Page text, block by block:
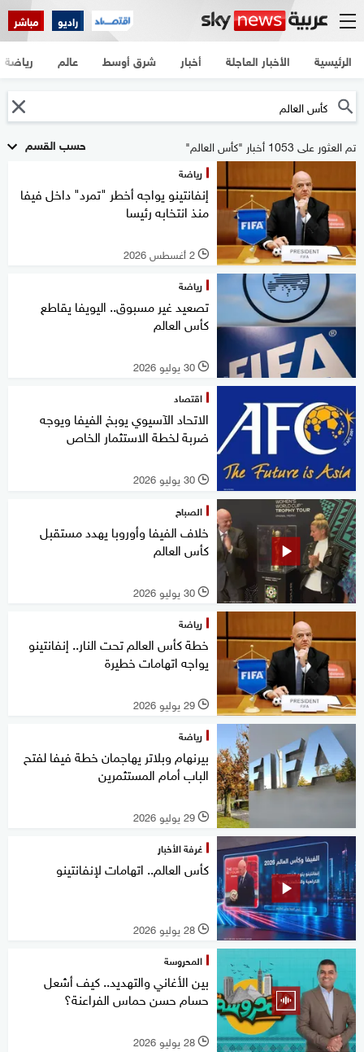
راديو مباشر
الرئيسية الأخبار العاجلة أخبار شرق أوسط عالم رياضة
حسب القسم تم العثور على 1053 أخبار "كأس العالم"
رياضة
إنفانتينو يواجه أخطر "تمرد" داخل فيفا
منذ انتخابه رئيسا
l 2 أغسطس 2026
رياضة
تصعيد غير مسبوق.. اليويفا يقاطع
كأس العالم
l 30 يوليو 2026
اقتصاد
الاتحاد الآسيوي يوبخ الفيفا ويوجه
ضربة لخطة الاستثمار الخاص
l 30 يوليو 2026
الصباح
خلاف الفيفا وأوروبا يهدد مستقبل
كأس العالم
l 30 يوليو 2026
رياضة
خطة كأس العالم تحت النار.. إنفانتينو
يواجه اتهامات خطيرة
l 29 يوليو 2026
رياضة
بيرنهام وبلاتر يهاجمان خطة فيفا لفتح
الباب أمام المستثمرين
l 29 يوليو 2026
غرفة الأخبار
كأس العالم.. اتهامات لإنفانتينو
l 28 يوليو 2026
المحروسة
بين الأغاني والتهديد.. كيف أشعل
حسام حسن حماس الفراعنة؟
l 28 يوليو 2026